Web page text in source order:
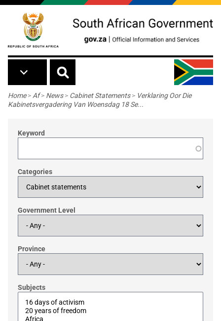
Skip to main content
Breadcrumb
Home> Af> News> Cabinet Statements> Verklaring Oor Die
Kabinetsvergadering Van Woensdag 18 Se...
Keyword
Categories
Government Level
Province
Subjects